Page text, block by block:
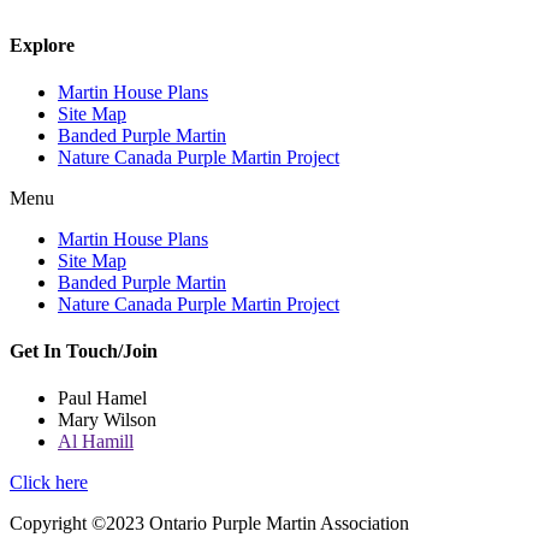
Explore
Martin House Plans
Site Map
Banded Purple Martin
Nature Canada Purple Martin Project
Menu
Martin House Plans
Site Map
Banded Purple Martin
Nature Canada Purple Martin Project
Get In Touch/Join
Paul Hamel
Mary Wilson
Al Hamill
Click here
Copyright ©2023 Ontario Purple Martin Association